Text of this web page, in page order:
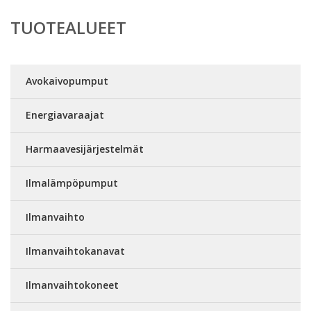
TUOTEALUEET
Avokaivopumput
Energiavaraajat
Harmaavesijärjestelmät
Ilmalämpöpumput
Ilmanvaihto
Ilmanvaihtokanavat
Ilmanvaihtokoneet